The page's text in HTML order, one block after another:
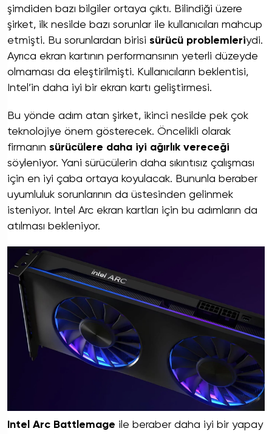
şimdiden bazı bilgiler ortaya çıktı. Bilindiği üzere
şirket, ilk nesilde bazı sorunlar ile kullanıcıları mahcup
etmişti. Bu sorunlardan birisi sürücü problemleriydi.
Ayrıca ekran kartının performansının yeterli düzeyde
olmaması da eleştirilmişti. Kullanıcıların beklentisi,
Intel’in daha iyi bir ekran kartı geliştirmesi.
Bu yönde adım atan şirket, ikinci nesilde pek çok
teknolojiye önem gösterecek. Öncelikli olarak
firmanın sürücülere daha iyi ağırlık vereceği
söyleniyor. Yani sürücülerin daha sıkıntısız çalışması
için en iyi çaba ortaya koyulacak. Bununla beraber
uyumluluk sorunlarının da üstesinden gelinmek
isteniyor. Intel Arc ekran kartları için bu adımların da
atılması bekleniyor.
Intel Arc Battlemage ile beraber daha iyi bir yapay